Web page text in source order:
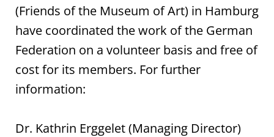
(Friends of the Museum of Art) in Hamburg
have coordinated the work of the German
Federation on a volunteer basis and free of
cost for its members. For further
information:
Dr. Kathrin Erggelet (Managing Director)